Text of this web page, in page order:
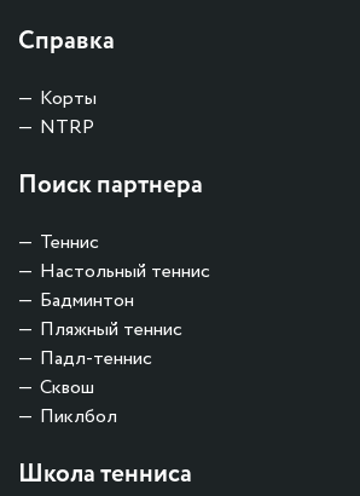
Справка
Корты
NTRP
Поиск партнера
Теннис
Настольный теннис
Бадминтон
Пляжный теннис
Падл-теннис
Сквош
Пиклбол
Школа тенниса